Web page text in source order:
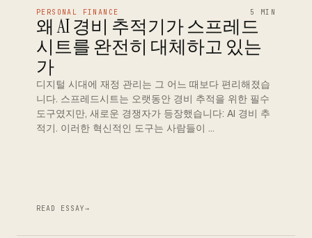
PERSONAL FINANCE 5 MIN
왜 AI 경비 추적기가 스프레드
시트를 완전히 대체하고 있는
가
디지털 시대에 재정 관리는 그 어느 때보다 편리해졌습
니다. 스프레드시트는 오랫동안 경비 추적을 위한 필수
도구였지만, 새로운 경쟁자가 등장했습니다: AI 경비 추
적기. 이러한 혁신적인 도구는 사람들이 …
READ ESSAY→